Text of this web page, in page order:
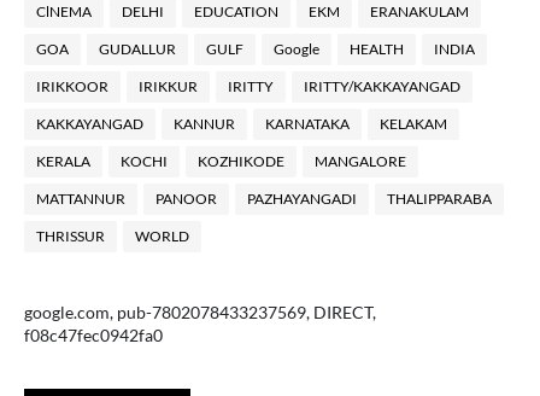
ClNEMA DELHI EDUCATION EKM ERANAKULAM
GOA GUDALLUR GULF Google HEALTH INDIA
IRIKKOOR IRIKKUR IRITTY IRITTY/KAKKAYANGAD
KAKKAYANGAD KANNUR KARNATAKA KELAKAM
KERALA KOCHI KOZHIKODE MANGALORE
MATTANNUR PANOOR PAZHAYANGADI THALIPPARABA
THRISSUR WORLD
google.com, pub-7802078433237569, DIRECT,
f08c47fec0942fa0